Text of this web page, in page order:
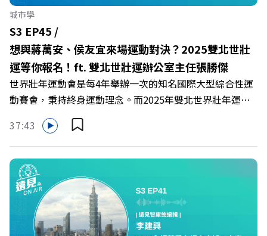
見》1年就能擁有時下最新流行前開式行李箱 👉
https://gvmkt.pse.is/6mkhvj +++++ 關注《遠見》更多
的社群： LINE：https://reurl.cc/A4ELQp IG：
https://bit.ly/3AjBWNV YT：https://bit.ly/38jNi9k
FB：http://bit.ly/2mtgGoE Powered by Firstory
Hosting
城市學
S3 EP45 /
想與蔣萬安、侯友宜來場運動對決？2025雙北世壯
運等你報名！ft. 雙北世壯運辦公室主任張勝傑
世界壯年運動會是每4年舉辦一次的知名國際大型綜合性運
動賽會，秉持終身運動理念。而2025年雙北世界壯年運動
會是亞洲首次獲得主辦機會，總共有35項運動項目，預計
參賽人數將達到3萬人，有望成為歷年規模最大的壯年運動
會。 本集【遠見ON AIR】邀請到雙北世壯運辦公室主任
張勝傑，分享世壯運的起源以及由台灣主辦的原因。深入介
紹前期的籌備工作，並提到政府提供上百場訓練營，鼓勵民
眾參與，推廣「終身運動」的理念。 🔺 「全民運動」、
「終身運動」理念，強調挑戰自我而非單純追求獎牌 🔺 歌
手蕭煌奇、雙北市長與多位棒球好手都將一同參賽！ 🔺 運
37:43